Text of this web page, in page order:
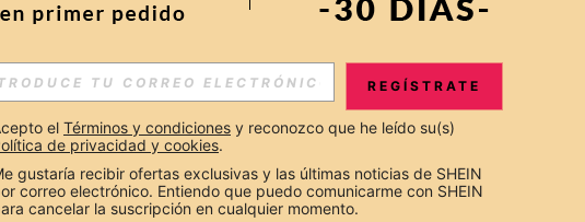
OFERTAS EXCLUSIVAS, PROMOCIONES Y NOTICIAS DE SHEIN
REGÍSTRATE
el Términos y condiciones y reconozco que he leído su(s)
de privacidad y cookies.
gustaría recibir ofertas exclusivas y las últimas noticias de SHEIN
correo electrónico. Entiendo que puedo comunicarme con SHEIN
cancelar la suscripción en cualquier momento.